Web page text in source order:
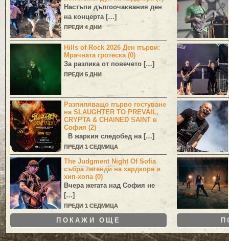
Настъпи дългоочаквания ден
на концерта […]
ПРЕДИ 4 ДНИ
Hills of Rock 2026 Ден първи:
Мрачната гротеска (0)
За разлика от повечето […]
ПРЕДИ 5 ДНИ
Разпиляващо първо гостуване
на SLAUGHTER TO PREVAIL,
CRYPTA & CHAINED SAINT в
София (2)
В жаркия следобед на […]
ПРЕДИ 1 СЕДМИЦА
The Judgment Night Of Sofia
събра легенди на хардкора и
хип-хопа (0)
Вчера жегата над София не
[…]
ПРЕДИ 1 СЕДМИЦА
ПОКАЖИ ОЩЕ